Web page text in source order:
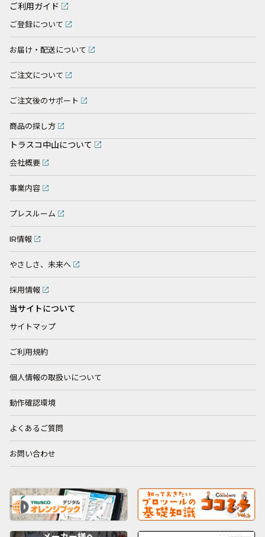
ご利用ガイド
ご登録について
お届け・配送について
ご注文について
ご注文後のサポート
商品の探し方
トラスコ中山について
会社概要
事業内容
プレスルーム
IR情報
やさしさ、未来へ
採用情報
当サイトについて
サイトマップ
ご利用規約
個人情報の取扱いについて
動作確認環境
よくあるご質問
お問い合わせ